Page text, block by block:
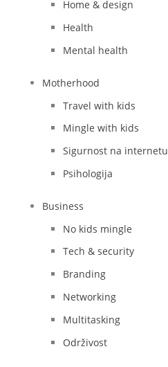
Home & design
Health
Mental health
Motherhood
Travel with kids
Mingle with kids
Sigurnost na internetu
Psihologija
Business
No kids mingle
Tech & security
Branding
Networking
Multitasking
Održivost